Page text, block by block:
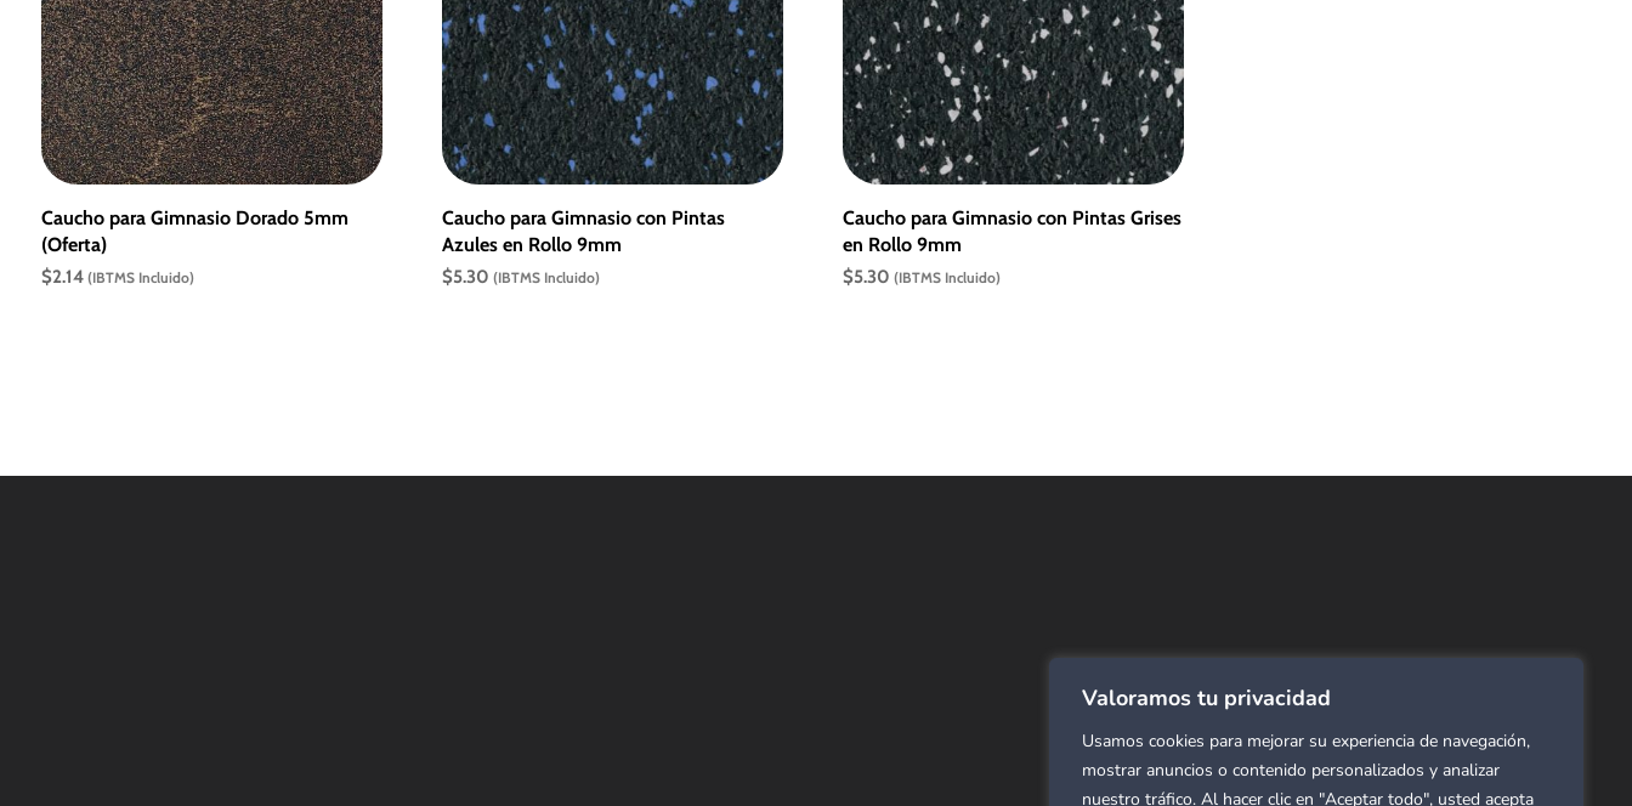
Valoramos tu privacidad
Usamos cookies para mejorar su experiencia de navegación,
mostrar anuncios o contenido personalizados y analizar
nuestro tráfico. Al hacer clic en "Aceptar todo", usted acepta
Caucho para Gimnasio Dorado 5mm
(Oferta)
$2.14 (IBTMS Incluido)
Caucho para Gimnasio con Pintas
Azules en Rollo 9mm
$5.30 (IBTMS Incluido)
Caucho para Gimnasio con Pintas Grises
en Rollo 9mm
$5.30 (IBTMS Incluido)
Revestimientos para pared
Alfombras Residenciales
Paneles decorativos para pared